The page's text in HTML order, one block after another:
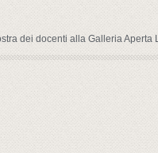
dei docenti alla Galleria Aperta